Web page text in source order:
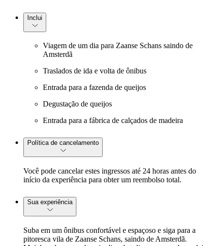
Inclui
Viagem de um dia para Zaanse Schans saindo de
Amsterdã
Traslados de ida e volta de ônibus
Entrada para a fazenda de queijos
Degustação de queijos
Entrada para a fábrica de calçados de madeira
Política de cancelamento
Você pode cancelar estes ingressos até 24 horas antes do
início da experiência para obter um reembolso total.
Sua experiência
Suba em um ônibus confortável e espaçoso e siga para a
pitoresca vila de Zaanse Schans, saindo de Amsterdã.